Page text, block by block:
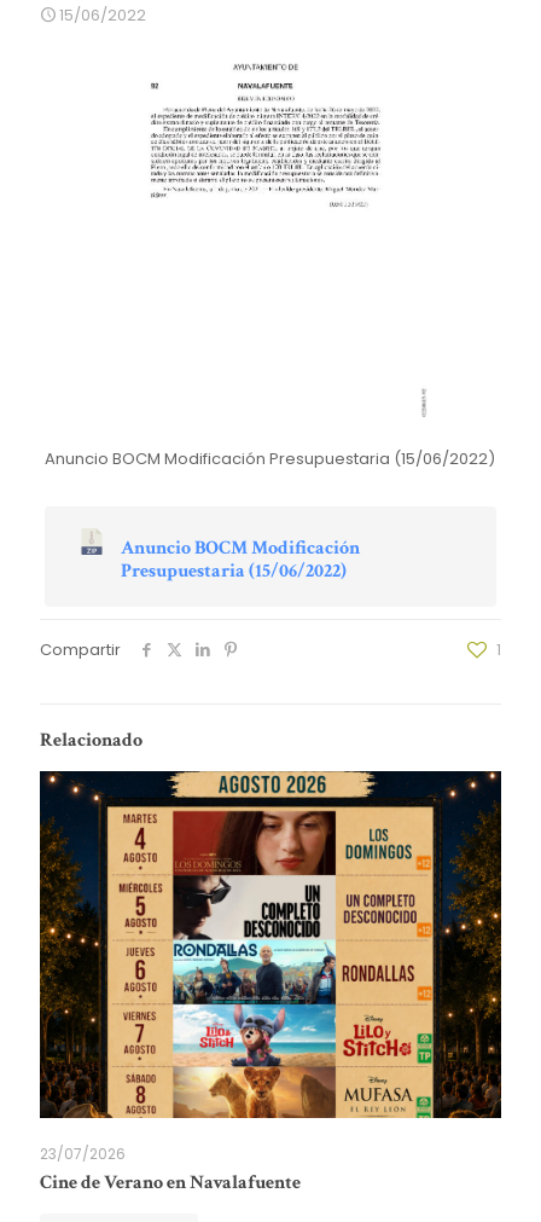
15/06/2022
Anuncio BOCM Modificación Presupuestaria (15/06/2022)
Anuncio BOCM Modificación
Presupuestaria (15/06/2022)
Compartir 1
Relacionado
23/07/2026
Cine de Verano en Navalafuente